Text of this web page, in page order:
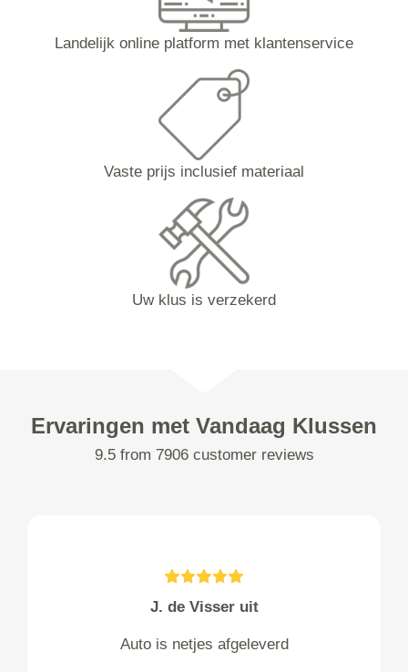
Landelijk online platform met klantenservice
Vaste prijs inclusief materiaal
Uw klus is verzekerd
Ervaringen met Vandaag Klussen
9.5 from 7906 customer reviews
J. de Visser uit
Auto is netjes afgeleverd